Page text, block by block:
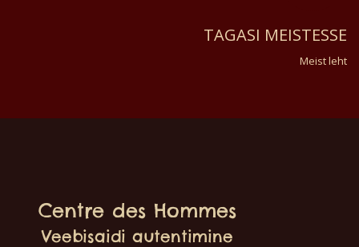
TAGASI MEISTESSE
Meist leht
Centre des Hommes
Veebisaidi autentimine